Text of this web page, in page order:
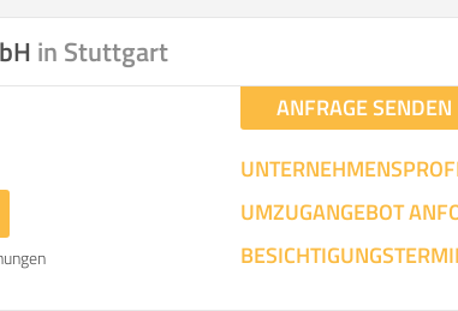
in Stuttgart
ANFRAGE SENDEN
UMZUGANGEBOT